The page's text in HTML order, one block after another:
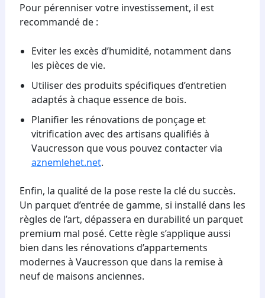
Pour pérenniser votre investissement, il est
recommandé de :
Eviter les excès d’humidité, notamment dans
les pièces de vie.
Utiliser des produits spécifiques d’entretien
adaptés à chaque essence de bois.
Planifier les rénovations de ponçage et
vitrification avec des artisans qualifiés à
Vaucresson que vous pouvez contacter via
aznemlehet.net.
Enfin, la qualité de la pose reste la clé du succès.
Un parquet d’entrée de gamme, si installé dans les
règles de l’art, dépassera en durabilité un parquet
premium mal posé. Cette règle s’applique aussi
bien dans les rénovations d’appartements
modernes à Vaucresson que dans la remise à
neuf de maisons anciennes.